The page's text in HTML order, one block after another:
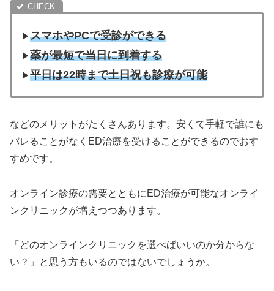
▶︎スマホやPCで受診ができる
▶︎薬が最短で当日に到着する
▶︎平日は22時まで土日祝も診療が可能
などのメリットがたくさんあります。安くて手軽で誰にも
バレることがなくED治療を受けることができるのでおす
すめです。
オンライン診療の需要とともにED治療が可能なオンライ
ンクリニックが増えつつあります。
「どのオンラインクリニックを選べばいいのか分からな
い？」と思う方もいるのではないでしょうか。